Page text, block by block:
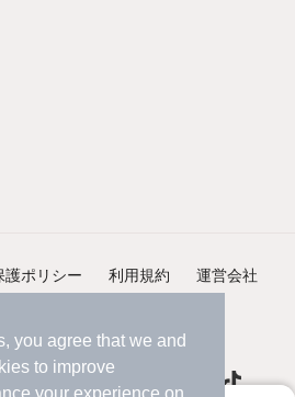
you agree that we and
to improve
護ポリシー 利用規約 運営会社